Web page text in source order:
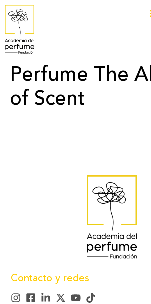
Perfume The
of Scent
Contacto y redes